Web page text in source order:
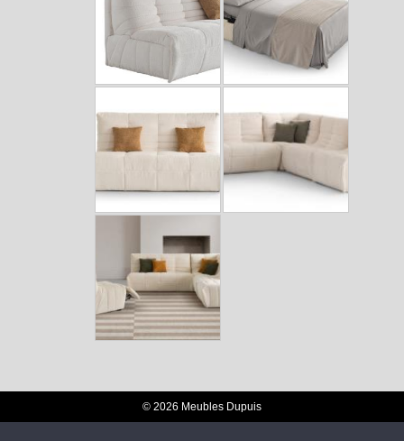
© 2026 Meubles Dupuis